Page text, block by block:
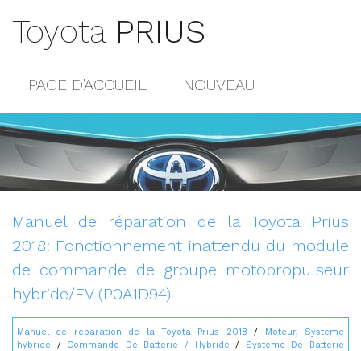
Toyota PRIUS
PAGE D'ACCUEIL NOUVEAU
POPULAIRE
CONTACTS
Manuel de réparation de la Toyota Prius
2018: Fonctionnement inattendu du module
de commande de groupe motopropulseur
hybride/EV (P0A1D94)
Manuel de réparation de la Toyota Prius 2018 /
Moteur, Systeme
hybride / Commande De Batterie / Hybride / Systeme De Batterie